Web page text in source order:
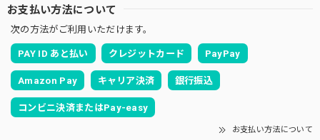
お支払い方法について
次の方法がご利用いただけます。
PAY ID あと払い クレジットカード PayPay
Amazon Pay キャリア決済 銀行振込
コンビニ決済またはPay-easy
お支払い方法について